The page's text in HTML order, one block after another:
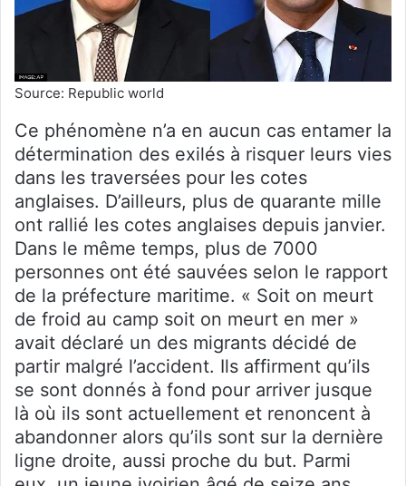
Source: Republic world
Ce phénomène n’a en aucun cas entamer la
détermination des exilés à risquer leurs vies
dans les traversées pour les cotes
anglaises. D’ailleurs, plus de quarante mille
ont rallié les cotes anglaises depuis janvier.
Dans le même temps, plus de 7000
personnes ont été sauvées selon le rapport
de la préfecture maritime. « Soit on meurt
de froid au camp soit on meurt en mer »
avait déclaré un des migrants décidé de
partir malgré l’accident. Ils affirment qu’ils
se sont donnés à fond pour arriver jusque
là où ils sont actuellement et renoncent à
abandonner alors qu’ils sont sur la dernière
ligne droite, aussi proche du but. Parmi